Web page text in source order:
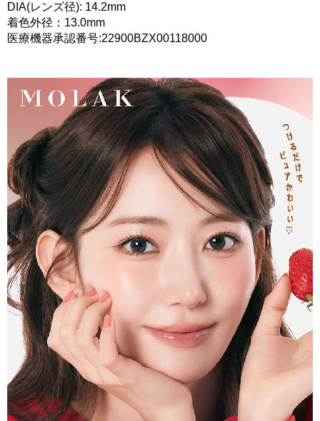
DIA(レンズ径): 14.2mm
着色外径：13.0mm
医療機器承認番号:22900BZX00118000